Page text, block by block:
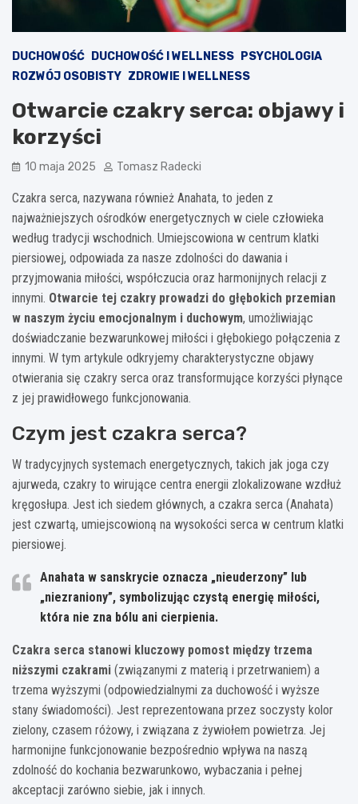
DUCHOWOŚĆ DUCHOWOŚĆ I WELLNESS
PSYCHOLOGIA
ROZWÓJ OSOBISTY ZDROWIE I WELLNESS
Otwarcie czakry serca: objawy i
korzyści
10 maja 2025 Tomasz Radecki
Czakra serca, nazywana również Anahata, to jeden z
najważniejszych ośrodków energetycznych w ciele człowieka
według tradycji wschodnich. Umiejscowiona w centrum klatki
piersiowej, odpowiada za nasze zdolności do dawania i
przyjmowania miłości, współczucia oraz harmonijnych relacji z
innymi. Otwarcie tej czakry prowadzi do głębokich przemian
w naszym życiu emocjonalnym i duchowym, umożliwiając
doświadczanie bezwarunkowej miłości i głębokiego połączenia z
innymi. W tym artykule odkryjemy charakterystyczne objawy
otwierania się czakry serca oraz transformujące korzyści płynące
z jej prawidłowego funkcjonowania.
Czym jest czakra serca?
W tradycyjnych systemach energetycznych, takich jak joga czy
ajurweda, czakry to wirujące centra energii zlokalizowane wzdłuż
kręgosłupa. Jest ich siedem głównych, a czakra serca (Anahata)
jest czwartą, umiejscowioną na wysokości serca w centrum klatki
piersiowej.
Anahata w sanskrycie oznacza „nieuderzony” lub
„niezraniony”, symbolizując czystą energię miłości,
która nie zna bólu ani cierpienia.
Czakra serca stanowi kluczowy pomost między trzema
niższymi czakrami (związanymi z materią i przetrwaniem) a
trzema wyższymi (odpowiedzialnymi za duchowość i wyższe
stany świadomości). Jest reprezentowana przez soczysty kolor
zielony, czasem różowy, i związana z żywiołem powietrza. Jej
harmonijne funkcjonowanie bezpośrednio wpływa na naszą
zdolność do kochania bezwarunkowo, wybaczania i pełnej
akceptacji zarówno siebie, jak i innych.